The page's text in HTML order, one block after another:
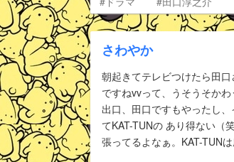
さわやか
朝起きてテレビつけたら田
ですねvvって、うそうそか
出口、田口ですもやったし
てKAT-TUNの あり得ない（
張ってるよなぁ。KAT-TUN